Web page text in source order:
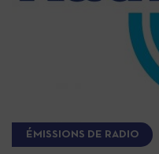
ÉMISSIONS DE RADIO